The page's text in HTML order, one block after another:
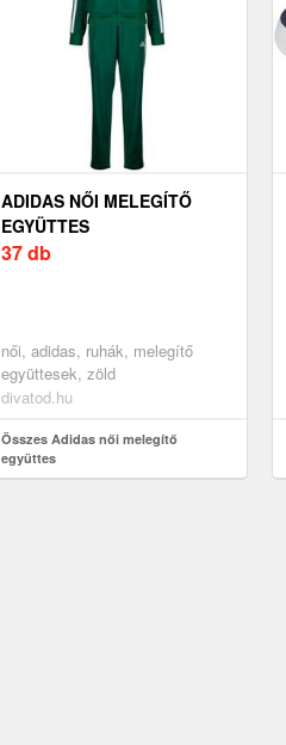
ADIDAS NŐI MELEGÍTŐ
EGYÜTTES
37 db
női, adidas, ruhák, melegítő
együttesek, zöld
divatod.hu
Összes Adidas női melegítő
együttes